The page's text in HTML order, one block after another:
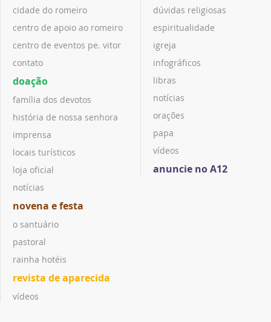
cidade do romeiro
centro de apoio ao romeiro
centro de eventos pe. vitor
contato
doação
família dos devotos
história de nossa senhora
imprensa
locais turísticos
loja oficial
notícias
novena e festa
o santuário
pastoral
rainha hotéis
revista de aparecida
vídeos
dúvidas religiosas
espiritualidade
igreja
infográficos
libras
notícias
orações
papa
vídeos
anuncie no A12